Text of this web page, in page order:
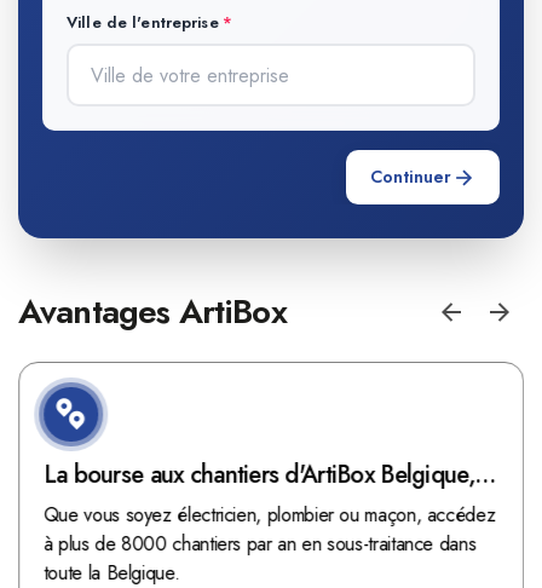
Ville de l'entreprise
Continuer
Avantages ArtiBox
La bourse aux chantiers d'ArtiBox Belgique,
véritable mine d'or !
Que vous soyez électricien, plombier ou maçon, accédez
à plus de 8000 chantiers par an en sous-traitance dans
toute la Belgique.